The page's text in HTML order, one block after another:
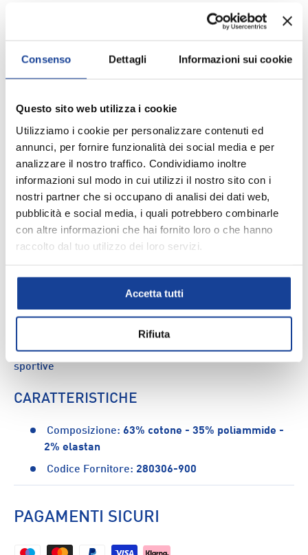
Consenso Dettagli Informazioni sui cookie
Questo sito web utilizza i cookie
Utilizziamo i cookie per personalizzare contenuti ed
annunci, per fornire funzionalità dei social media e per
analizzare il nostro traffico. Condividiamo inoltre
informazioni sul modo in cui utilizzi il nostro sito con i
nostri partner che si occupano di analisi dei dati web,
pubblicità e social media, i quali potrebbero combinarle
con altre informazioni che hai fornito loro o che hanno
raccolto dal tuo utilizzo dei loro servizi.
Accetta tutti
Rifiuta
45-47
Aggiungi ai Preferiti
Spedizione e consegna
DESCRIZIONE
attività sportive. Sono realizzati con una combinazione di
tessuti morbidi ed elasticizzati per offrire comfort e
comodità. CARATTERISTICHE: - Design solido - Low-cut
- Offrono comfort e comodità - Perfetti per le attività
sportive
CARATTERISTICHE
Composizione: 63% cotone - 35% poliammide -
2% elastan
Codice Fornitore: 280306-900
PAGAMENTI SICURI